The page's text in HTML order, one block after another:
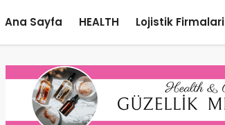
Ana Sayfa HEALTH Lojistik Firmalari